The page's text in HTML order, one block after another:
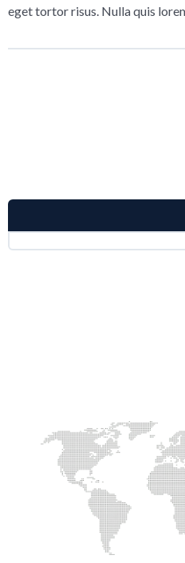
eget tortor risus. Nulla quis